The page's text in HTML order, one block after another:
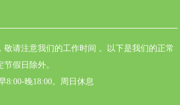
敬请注意我们的工作时间 。以下是我们的正常
假日除外。
8:00-晚18:00。周日休息